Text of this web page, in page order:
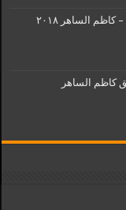
الساهر ٢٠١٨